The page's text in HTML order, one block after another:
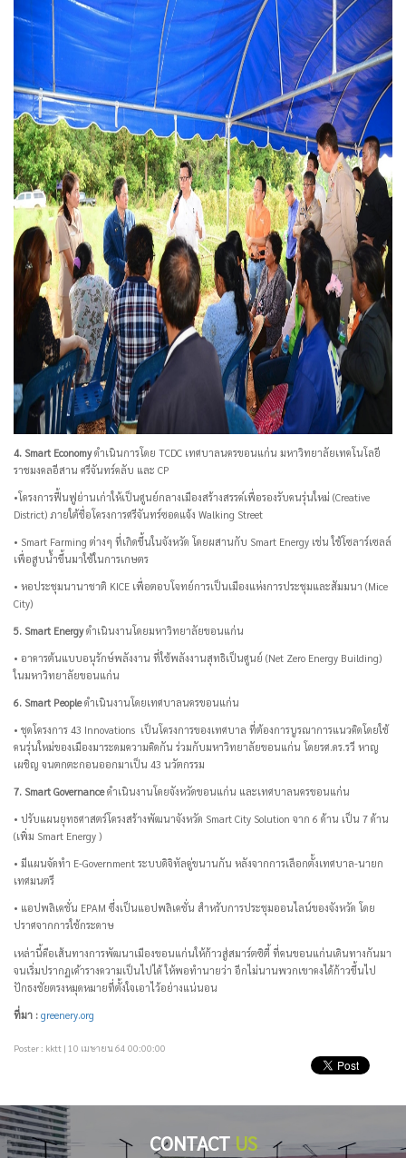
4. Smart Economyดำเนินการโดย TCDC เทศบาลนครขอนแก่น มหาวิทยาลัยเทคโนโลยี
ราชมงคลอีสาน ศรีจันทร์คลับ และ CP
•โครงการฟื้นฟูย่านเก่าให้เป็นศูนย์กลางเมืองสร้างสรรค์เพื่อรองรับคนรุ่นใหม่ (Creative
District) ภายใต้ชื่อโครงการศรีจันทร์ซอดแจ้ง Walking Street
• Smart Farming ต่างๆ ที่เกิดขึ้นในจังหวัด โดยผสานกับ Smart Energy เช่น ใช้โซลาร์เซลล์
เพื่อสูบน้ำขึ้นมาใช้ในการเกษตร
• หอประชุมนานาชาติ KICE เพื่อตอบโจทย์การเป็นเมืองแห่งการประชุมและสัมมนา (Mice
City)
5. Smart Energyดำเนินงานโดยมหาวิทยาลัยขอนแก่น
• อาคารต้นแบบอนุรักษ์พลังงาน ที่ใช้พลังงานสุทธิเป็นศูนย์ (Net Zero Energy Building)
ในมหาวิทยาลัยขอนแก่น
6. Smart Peopleดำเนินงานโดยเทศบาลนครขอนแก่น
• ชุดโครงการ 43 Innovations เป็นโครงการของเทศบาล ที่ต้องการบูรณาการแนวคิดโดยใช้
คนรุ่นใหม่ของเมืองมาระดมความคิดกัน ร่วมกับมหาวิทยาลัยขอนแก่น โดยรศ.ดร.รวี หาญ
เผชิญ จนตกตะกอนออกมาเป็น 43 นวัตกรรม
7. Smart Governanceดำเนินงานโดยจังหวัดขอนแก่น และเทศบาลนครขอนแก่น
• ปรับแผนยุทธศาสตร์โครงสร้างพัฒนาจังหวัด Smart City Solution จาก 6 ด้าน เป็น 7 ด้าน
(เพิ่ม Smart Energy )
• มีแผนจัดทำ E-Government ระบบดิจิทัลคู่ขนานกัน หลังจากการเลือกตั้งเทศบาล-นายก
เทศมนตรี
• แอปพลิเคชั่น EPAM ซึ่งเป็นแอปพลิเคชั่น สำหรับการประชุมออนไลน์ของจังหวัด โดย
ปราศจากการใช้กระดาษ
เหล่านี้คือเส้นทางการพัฒนาเมืองขอนแก่นให้ก้าวสู่สมาร์ตซิตี้ ที่คนขอนแก่นเดินทางกันมา
จนเริ่มปรากฏเค้ารางความเป็นไปได้ ให้พอทำนายว่า อีกไม่นานพวกเขาคงได้ก้าวขึ้นไป
ปักธงชัยตรงหมุดหมายที่ตั้งใจเอาไว้อย่างแน่นอน
ที่มา : greenery.org
Poster : kktt | 10 เมษายน 64 00:00:00
CONTACT US